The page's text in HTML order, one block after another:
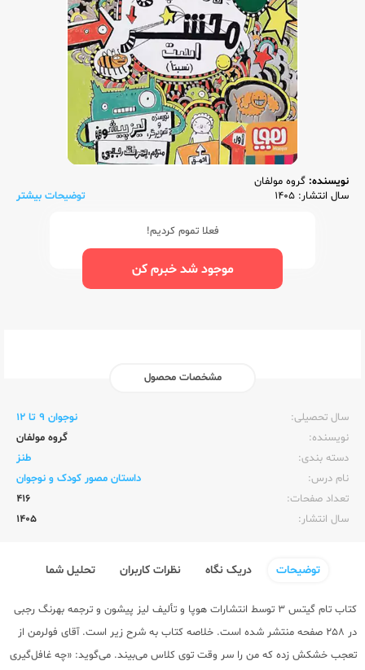
نویسنده: گروه مولفان
سال انتشار: 1405
توضیحات بیشتر
فعلا تموم کردیم!
موجود شد خبرم کن
مشخصات محصول
سال تحصیلی:‌
نوجوان 9 تا 12
نویسنده:‌
گروه مولفان
دسته بندی:
طنز
نام درس:
داستان مصور کودک و نوجوان
تعداد صفحات:‌
416
سال انتشار:‌
1405
توضیحات دریک نگاه نظرات کاربران تحلیل شما
کتاب تام گیتس 3 توسط انتشارات هوپا و تألیف لیز پیشون و ترجمه بهرنگ رجبی
در 258 صفحه منتشر شده است. خلاصه کتاب به شرح زیر است. آقای فولرمن از
تعجب خشکش زده که من را سر وقت توی کلاس می‌بیند. می‌گوید: «چه غافل‌گیری